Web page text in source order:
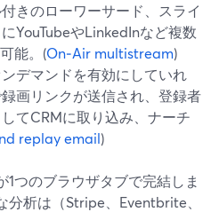
きのローワーサード、スライ
YouTubeやLinkedInなど複数
能。(On‑Air multistream)
デマンドを有効にしていれ
画リンクが送信され、登録者
てCRMに取り込み、ナーチ
replay email)
つのブラウザタブで完結しま
析は（Stripe、Eventbrite、